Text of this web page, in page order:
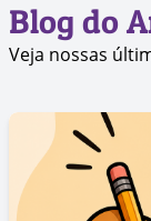
Blog do
Veja nossas